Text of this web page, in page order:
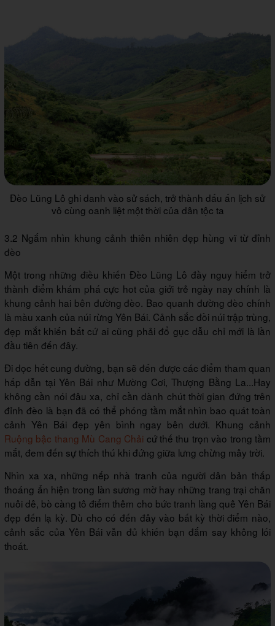
Đèo Lũng Lô ghi danh vào sử sách, trở thành dấu ấn lịch sử
vô cùng oanh liệt một thời của dân tộc ta
3.2 Ngắm nhìn khung cảnh thiên nhiên đẹp hùng vĩ từ đỉnh
đèo
Một trong những điều khiến Đèo Lũng Lô đầy nguy hiểm trở
thành điểm khám phá cực hot của giới trẻ ngày nay chính là
khung cảnh hai bên đường đèo. Bao quanh đường đèo chính
là màu xanh của núi rừng Yên Bái. Cảnh sắc đồi núi trập trùng,
đẹp mắt khiến bất cứ ai cũng phải đổ gục dẫu chỉ mới là lần
đầu tiên đến đây.
Đi dọc hết cung đường, bạn sẽ đến được các điểm tham quan
hấp dẫn tại Yên Bái như Mường Cơi, Thượng Bằng La...Hay
không cần nói đâu xa, chỉ cần dành chút thời gian đứng trên
đỉnh đèo là bạn đã có thể phóng tầm mắt nhìn bao quát toàn
cảnh Yên Bái đẹp yên bình ngay bên dưới. Khung cảnh
Ruộng bậc thang Mù Cang Chải cứ thế thu trọn vào trong tầm
mắt, đem đến sự thích thú khi đứng giữa lưng chừng mây trời.
Nhìn xa xa, những nếp nhà tranh của người dân bản thấp
thoáng ẩn hiện trong làn sương mờ hay những trang trại chăn
nuôi dê, bò càng tô điểm thêm cho bức tranh làng quê Yên Bái
đẹp đến lạ kỳ. Dù cho có đến đây vào bất kỳ thời điểm nào,
cảnh sắc của Yên Bái vẫn đủ khiến bạn đắm say không lối
thoát.